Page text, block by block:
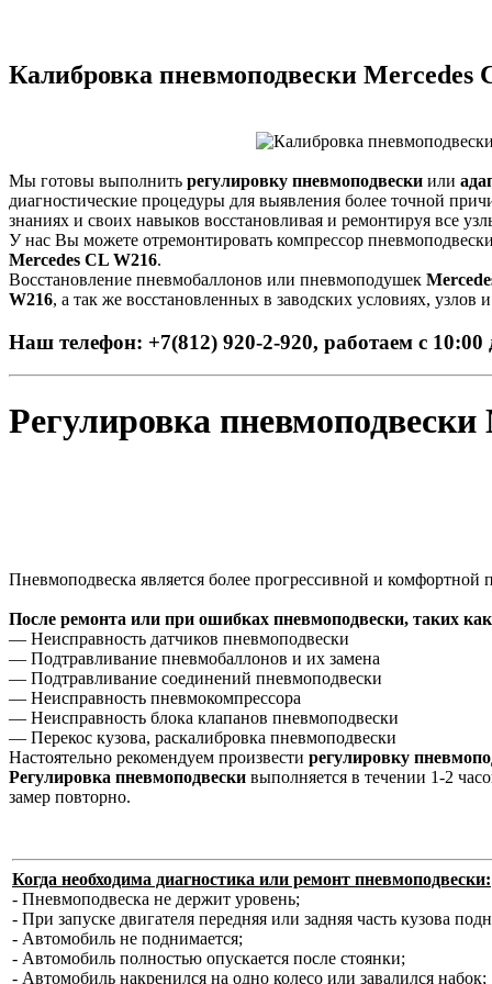
Калибровка пневмоподвески Mercedes
Мы готовы выполнить регулировку пневмоподвески или
диагностические процедуры для выявления более точной
знаниях и своих навыков восстановливая и ремонтируя все
У нас Вы можете отремонтировать компрессор пневмоподвески
Mercedes CL W216.
Восстановление пневмобаллонов или пневмоподушек
W216, а так же восстановленных в заводских условиях, узлов
Наш телефон: +7(812) 920-2-920, работаем с 10:00
Регулировка пневмоподвески
Пневмоподвеска является более прогрессивной и
После ремонта или при ошибках пневмоподвески, таких
— Неисправность датчиков пневмоподвески
— Подтравливание пневмобаллонов и их замена
— Подтравливание соединений пневмоподвески
— Неисправность пневмокомпрессора
— Неисправность блока клапанов пневмоподвески
— Перекос кузова, раскалибровка пневмоподвески
Настоятельно рекомендуем произвести регулировку
Регулировка пневмоподвески выполняется в течении 1-2
замер повторно.
Когда необходима диагностика или ремонт пневмоподвески:
- Пневмоподвеска не держит уровень;
- При запуске двигателя передняя или задняя часть кузова
- Автомобиль не поднимается;
- Автомобиль полностью опускается после стоянки;
- Автомобиль накренился на одно колесо или завалился набок;